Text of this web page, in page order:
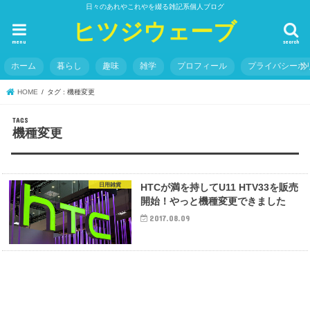
日々のあれやこれやを綴る雑記系個人ブログ
ヒツジウェーブ search
menu
ホーム 暮らし 趣味 雑学 プロフィール プライバシーポ
HOME タグ : 機種変更
機種変更
日用雑貨
HTCが満を持してU11 HTV33を販売
開始！やっと機種変更できました
2017.08.09